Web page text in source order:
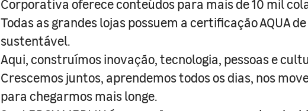
Corporativa oferece conteúdos para mais de 10 mil
Todas as grandes lojas possuem a certificação AQUA
sustentável.
Aqui, construímos inovação, tecnologia, pessoas e
Crescemos juntos, aprendemos todos os dias, nos
para chegarmos mais longe.